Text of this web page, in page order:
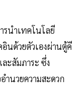
รนำเทคโนโลยี
อินด้วยตัวเองผ่านตู้คี
ะสัมภาระ ซึ่ง
ำนวยความสะดวก